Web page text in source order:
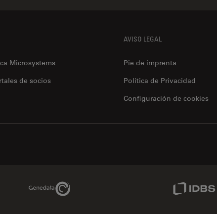
Microsystems
de socios
AVISO LEGAL
Pie de imprenta
Politica de Privacidad
Configuración de cookies
Genedata Link IDBS